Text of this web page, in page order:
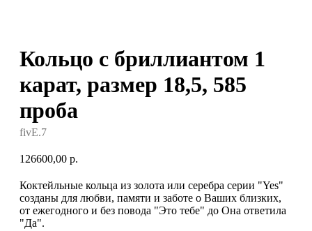
Кольцо с бриллиантом 1
карат, размер 18,5, 585
проба
fivE.7
126600,00 р.
Коктейльные кольца из золота или серебра серии "Yes"
созданы для любви, памяти и заботе о Ваших близких,
от ежегодного и без повода "Это тебе" до Она ответила
"Да".